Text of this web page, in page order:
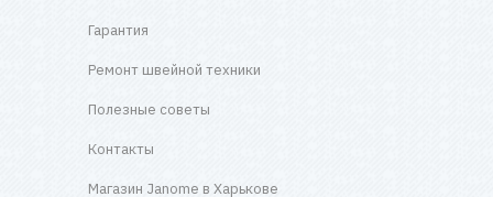
Гарантия
Ремонт швейной техники
Полезные советы
Контакты
Магазин Janome в Харькове